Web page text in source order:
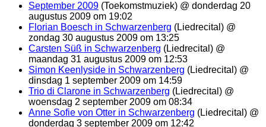
September 2009 (Toekomstmuziek) @ donderdag 20
augustus 2009 om 19:02
Florian Boesch in Schwarzenberg (Liedrecital) @
zondag 30 augustus 2009 om 13:25
Carsten Süß in Schwarzenberg (Liedrecital) @
maandag 31 augustus 2009 om 12:53
Simon Keenlyside in Schwarzenberg (Liedrecital) @
dinsdag 1 september 2009 om 14:59
Trio di Clarone in Schwarzenberg (Liedrecital) @
woensdag 2 september 2009 om 08:34
Anne Sofie von Otter in Schwarzenberg (Liedrecital) @
donderdag 3 september 2009 om 12:42